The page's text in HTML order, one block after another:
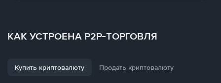
КАК УСТРОЕНА P2P-ТОРГОВЛЯ
Купить криптовалюту Продать криптовалюту